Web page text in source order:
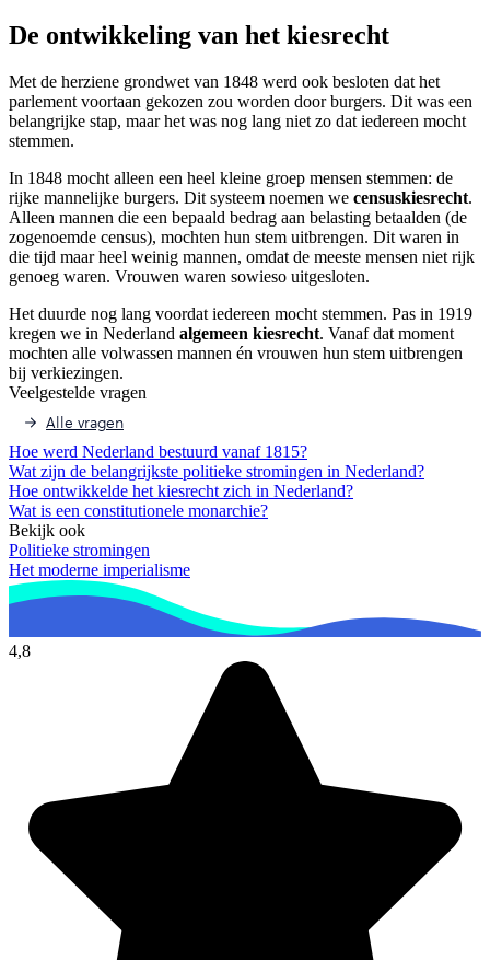
De ontwikkeling van het kiesrecht
Met de herziene grondwet van 1848 werd ook besloten dat het
parlement voortaan gekozen zou worden door burgers. Dit was een
belangrijke stap, maar het was nog lang niet zo dat iedereen mocht
stemmen.
In 1848 mocht alleen een heel kleine groep mensen stemmen: de
rijke mannelijke burgers. Dit systeem noemen we censuskiesrecht.
Alleen mannen die een bepaald bedrag aan belasting betaalden (de
zogenoemde census), mochten hun stem uitbrengen. Dit waren in
die tijd maar heel weinig mannen, omdat de meeste mensen niet rijk
genoeg waren. Vrouwen waren sowieso uitgesloten.
Het duurde nog lang voordat iedereen mocht stemmen. Pas in 1919
kregen we in Nederland algemeen kiesrecht. Vanaf dat moment
mochten alle volwassen mannen én vrouwen hun stem uitbrengen
bij verkiezingen.
Veelgestelde vragen
Alle vragen
Hoe werd Nederland bestuurd vanaf 1815?
Wat zijn de belangrijkste politieke stromingen in Nederland?
Hoe ontwikkelde het kiesrecht zich in Nederland?
Wat is een constitutionele monarchie?
Bekijk ook
Politieke stromingen
Het moderne imperialisme
4,8